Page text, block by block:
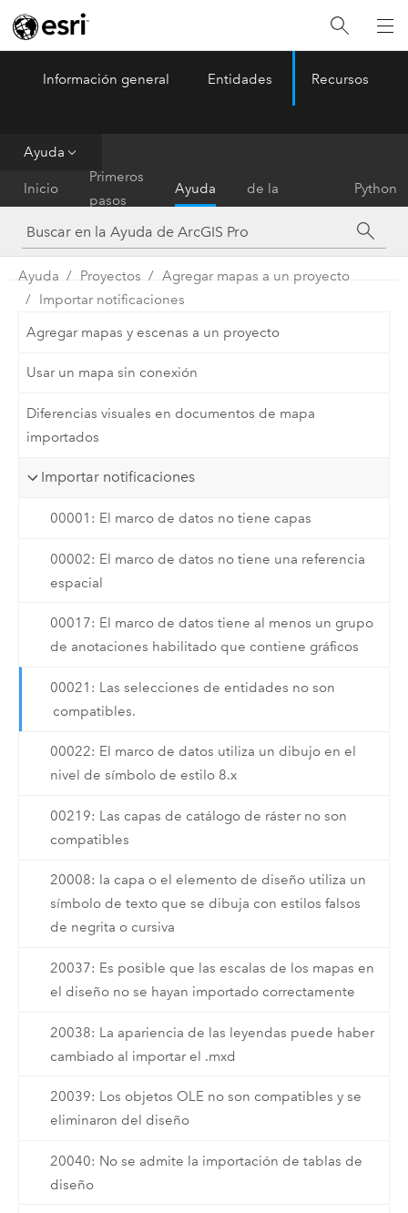
ArcGIS Pro Menu
Información general Entidades Recursos
Ayuda
Inicio
Primeros
pasos
Ayuda
de la
herramienta
Python
Ayuda Proyectos
Agregar mapas a un proyecto
Importar notificaciones
Agregar mapas y escenas a un proyecto
Usar un mapa sin conexión
Diferencias visuales en documentos de mapa
importados
Importar notificaciones
00001: El marco de datos no tiene capas
00002: El marco de datos no tiene una referencia
espacial
00017: El marco de datos tiene al menos un grupo
de anotaciones habilitado que contiene gráficos
00021: Las selecciones de entidades no son
compatibles.
00022: El marco de datos utiliza un dibujo en el
nivel de símbolo de estilo 8.x
00219: Las capas de catálogo de ráster no son
compatibles
20008: la capa o el elemento de diseño utiliza un
símbolo de texto que se dibuja con estilos falsos
de negrita o cursiva
20037: Es posible que las escalas de los mapas en
el diseño no se hayan importado correctamente
20038: La apariencia de las leyendas puede haber
cambiado al importar el .mxd
20039: Los objetos OLE no son compatibles y se
eliminaron del diseño
20040: No se admite la importación de tablas de
diseño